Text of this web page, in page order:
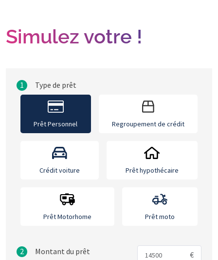
Simulez votre !
1 Type de prêt
Prêt Personnel Regroupement de crédit
Crédit voiture Prêt hypothécaire
Prêt Motorhome Prêt moto
2 Montant du prêt €